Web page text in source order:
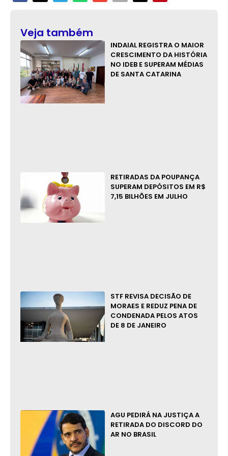
Veja também
INDAIAL REGISTRA O MAIOR
CRESCIMENTO DA HISTÓRIA
NO IDEB E SUPERAM MÉDIAS
DE SANTA CATARINA
RETIRADAS DA POUPANÇA
SUPERAM DEPÓSITOS EM R$
7,15 BILHÕES EM JULHO
STF REVISA DECISÃO DE
MORAES E REDUZ PENA DE
CONDENADA PELOS ATOS
DE 8 DE JANEIRO
AGU PEDIRÁ NA JUSTIÇA A
RETIRADA DO DISCORD DO
AR NO BRASIL